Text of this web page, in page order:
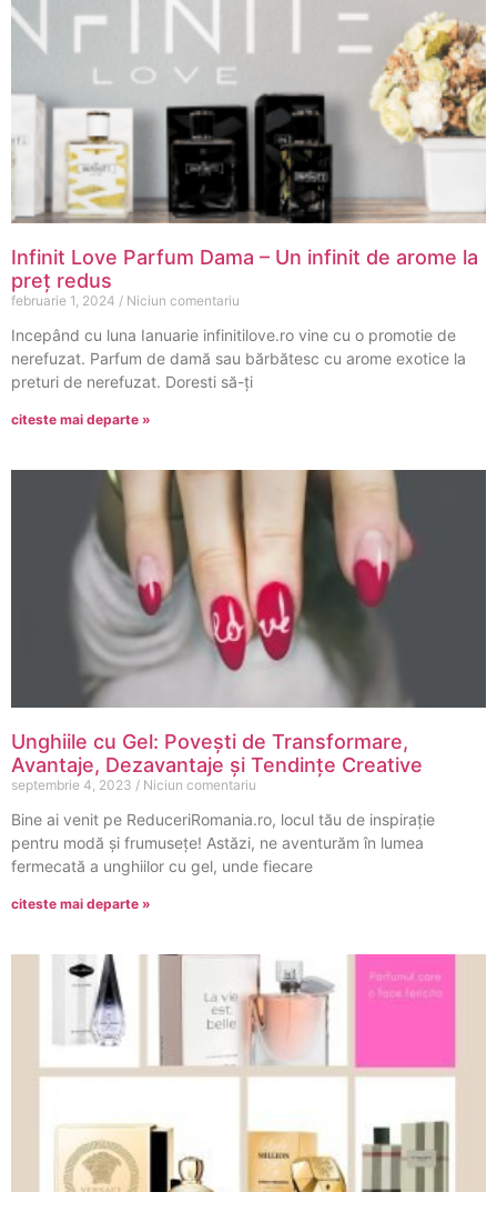
Infinit Love Parfum Dama – Un infinit de arome la
preț redus
februarie 1, 2024 Niciun comentariu
Incepând cu luna Ianuarie infinitilove.ro vine cu o promotie de
nerefuzat. Parfum de damă sau bărbătesc cu arome exotice la
preturi de nerefuzat. Doresti să-ți
citeste mai departe »
Unghiile cu Gel: Povești de Transformare,
Avantaje, Dezavantaje și Tendințe Creative
septembrie 4, 2023 Niciun comentariu
Bine ai venit pe ReduceriRomania.ro, locul tău de inspirație
pentru modă și frumusețe! Astăzi, ne aventurăm în lumea
fermecată a unghiilor cu gel, unde fiecare
citeste mai departe »